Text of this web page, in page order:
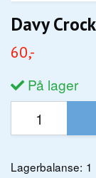
Davy
60,-
På lager
Lagerbalanse: 1